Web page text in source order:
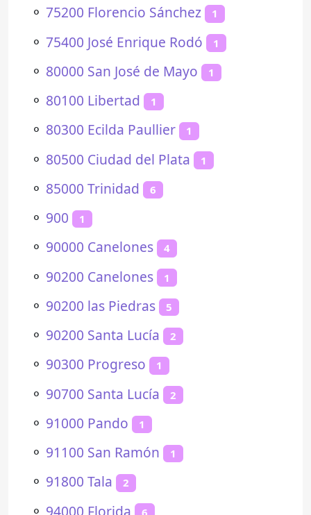
⚬ 75200 Florencio Sánchez 1
⚬ 75400 José Enrique Rodó 1
⚬ 80000 San José de Mayo 1
⚬ 80100 Libertad 1
⚬ 80300 Ecilda Paullier 1
⚬ 80500 Ciudad del Plata 1
⚬ 85000 Trinidad 6
⚬ 900 1
⚬ 90000 Canelones 4
⚬ 90200 Canelones 1
⚬ 90200 las Piedras 5
⚬ 90200 Santa Lucía 2
⚬ 90300 Progreso 1
⚬ 90700 Santa Lucía 2
⚬ 91000 Pando 1
⚬ 91100 San Ramón 1
⚬ 91800 Tala 2
⚬ 94000 Florida 6